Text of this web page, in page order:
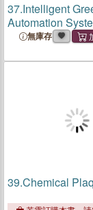
37.Intelligent
Automation
Powered by
無庫存
39.Chemical